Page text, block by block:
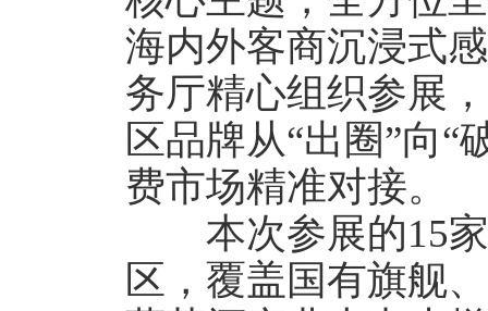
海内外客商沉浸式
务厅精心组织参展
区品牌从“出圈”向
费市场精准对接。
本次参展的15家
区，覆盖国有旗舰